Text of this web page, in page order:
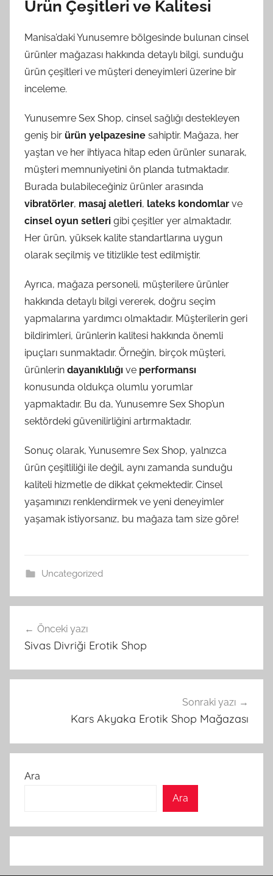
Ürün Çeşitleri ve Kalitesi
Manisa’daki Yunusemre bölgesinde bulunan cinsel
ürünler mağazası hakkında detaylı bilgi, sunduğu
ürün çeşitleri ve müşteri deneyimleri üzerine bir
inceleme.
Yunusemre Sex Shop, cinsel sağlığı destekleyen
geniş bir ürün yelpazesine sahiptir. Mağaza, her
yaştan ve her ihtiyaca hitap eden ürünler sunarak,
müşteri memnuniyetini ön planda tutmaktadır.
Burada bulabileceğiniz ürünler arasında
vibratörler, masaj aletleri, lateks kondomlar ve
cinsel oyun setleri gibi çeşitler yer almaktadır.
Her ürün, yüksek kalite standartlarına uygun
olarak seçilmiş ve titizlikle test edilmiştir.
Ayrıca, mağaza personeli, müşterilere ürünler
hakkında detaylı bilgi vererek, doğru seçim
yapmalarına yardımcı olmaktadır. Müşterilerin geri
bildirimleri, ürünlerin kalitesi hakkında önemli
ipuçları sunmaktadır. Örneğin, birçok müşteri,
ürünlerin dayanıklılığı ve performansı
konusunda oldukça olumlu yorumlar
yapmaktadır. Bu da, Yunusemre Sex Shop’un
sektördeki güvenilirliğini artırmaktadır.
Sonuç olarak, Yunusemre Sex Shop, yalnızca
ürün çeşitliliği ile değil, aynı zamanda sunduğu
kaliteli hizmetle de dikkat çekmektedir. Cinsel
yaşamınızı renklendirmek ve yeni deneyimler
yaşamak istiyorsanız, bu mağaza tam size göre!
Uncategorized
gezinmesi
Önceki yazı
Sivas Divriği Erotik Shop
Sonraki yazı
Kars Akyaka Erotik Shop Mağazası
Ara
Ara